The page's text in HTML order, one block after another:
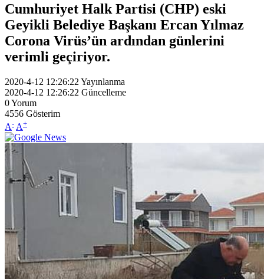
Cumhuriyet Halk Partisi (CHP) eski
Geyikli Belediye Başkanı Ercan Yılmaz
Corona Virüs’ün ardından günlerini
verimli geçiriyor.
2020-4-12 12:26:22 Yayınlanma
2020-4-12 12:26:22 Güncelleme
0Yorum
4556 Gösterim
A- A+